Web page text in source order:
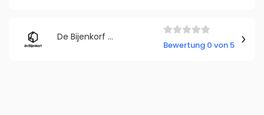
De Bijenkorf Deutschland
Bewertung 0 von 5